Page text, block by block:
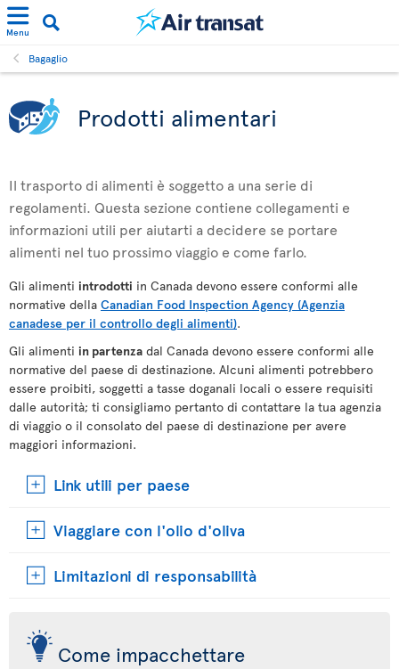
Menu
Bagaglio
Prodotti alimentari
Il trasporto di alimenti è soggetto a una serie di
regolamenti. Questa sezione contiene collegamenti e
informazioni utili per aiutarti a decidere se portare
alimenti nel tuo prossimo viaggio e come farlo.
Gli alimenti introdotti in Canada devono essere conformi alle
normative della Canadian Food Inspection Agency (Agenzia
canadese per il controllo degli alimenti).
Gli alimenti in partenza dal Canada devono essere conformi alle
normative del paese di destinazione. Alcuni alimenti potrebbero
essere proibiti, soggetti a tasse doganali locali o essere requisiti
dalle autorità; ti consigliamo pertanto di contattare la tua agenzia
di viaggio o il consolato del paese di destinazione per avere
maggiori informazioni.
Link utili per paese
Viaggiare con l'olio d'oliva
Limitazioni di responsabilità
Come impacchettare